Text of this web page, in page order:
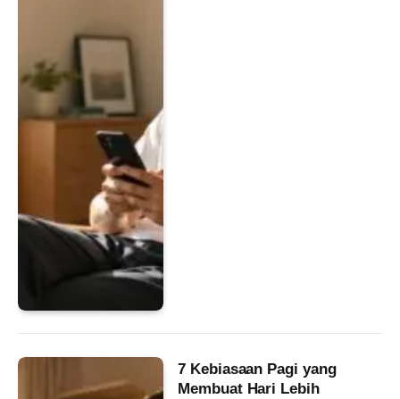
7 Kebiasaan Pagi yang
Membuat Hari Lebih